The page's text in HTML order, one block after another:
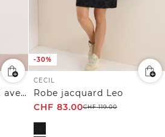
Robe longueur genou avec boucle décorative
-30%
CECIL
Robe jacquard Leo
CHF 83.00CHF119.00